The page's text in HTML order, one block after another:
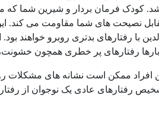
کودک فرمان بردار و شیرین شما که
نصیحت های شما مقاومت می کند. این
با رفتارهای بدتری روبرو خواهند
رفتارهای پر خطری همچون خشونت،
افراد ممکن است نشانه های مشکلات
رفتارهای عادی یک نوجوان از